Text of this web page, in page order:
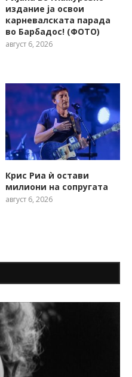
издание ја освои
карневалската парада
во Барбадос! (ФОТО)
август 6, 2026
Крис Риа ѝ остави
милиони на сопругата
август 6, 2026